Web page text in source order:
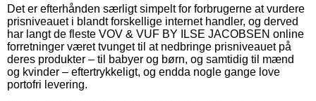
Det er efterhånden særligt simpelt for forbrugerne at vurdere
prisniveauet i blandt forskellige internet handler, og derved
har langt de fleste VOV & VUF BY ILSE JACOBSEN online
forretninger været tvunget til at nedbringe prisniveauet på
deres produkter – til babyer og børn, og samtidig til mænd
og kvinder – eftertrykkeligt, og endda nogle gange love
portofri levering.